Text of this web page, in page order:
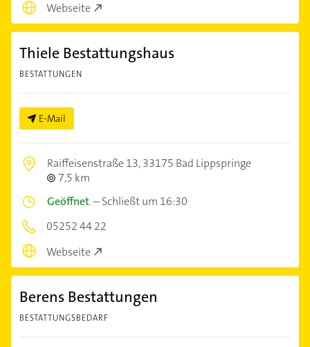
Webseite
Thiele Bestattungshaus
BESTATTUNGEN
E-Mail
Raiffeisenstraße 13,33175 Bad Lippspringe
7,5 km
Geöffnet –Schließt um 16:30
05252 44 22
Webseite
Berens Bestattungen
BESTATTUNGSBEDARF